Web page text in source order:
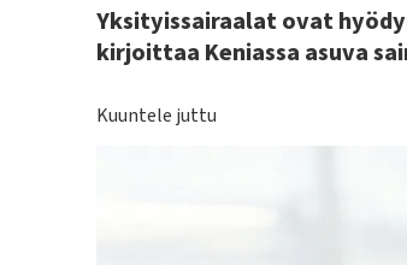
Yksityissairaalat ovat
kirjoittaa Keniassa asuva
Kuuntele juttu